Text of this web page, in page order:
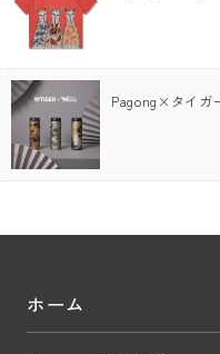
Pagong×タイガ
ホーム